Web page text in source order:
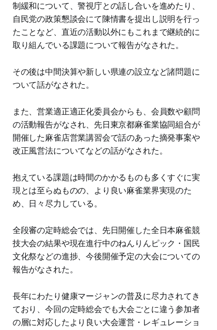
制緩和について、警視庁との話し合いを進めたり、
自民党の政策懇談会にて陳情書を提出し説明を行っ
たことなど、直近の活動以外にもこれまで継続的に
取り組んでいる課題について報告がなされた。
その後は中間決算や新しい県連の設立など諸問題に
ついて話がなされた。
また、営業適正適正化委員会からも、会員数や顧問
の活動報告がなされ、先日東京都麻雀業協同組合が
開催した麻雀店営業講習会で話のあった摘発事案や
改正風営法についてなどの話がなされた。
抱えている課題は時間のかかるものも多くすぐに実
現とは至らぬものの、より良い麻雀業界実現のた
め、日々尽力している。
全段審の定時総会では、先日開催した全日本麻雀競
技大会の結果や現在進行中のねんりんピック・国民
文化祭などの進捗、今後開催予定の大会についての
報告がなされた。
長年にわたり健康マージャンの普及に尽力されてき
ており、今回の定時総会でも大会ごとに違う参加者
の層に対応したより良い大会運営・レギュレーショ